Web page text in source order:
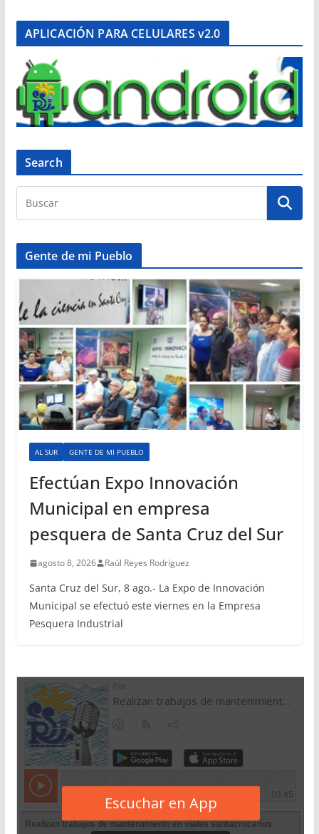
APLICACIÓN PARA CELULARES v2.0
Search
Gente de mi Pueblo
AL SUR GENTE DE MI PUEBLO
Efectúan Expo Innovación
Municipal en empresa
pesquera de Santa Cruz del Sur
agosto 8, 2026 Raúl Reyes Rodríguez
Santa Cruz del Sur, 8 ago.- La Expo de Innovación
Municipal se efectuó este viernes en la Empresa
Pesquera Industrial